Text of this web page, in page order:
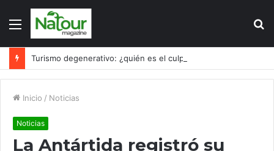
Menú
Inicio / Noticias
Noticias
La Antártida registró su